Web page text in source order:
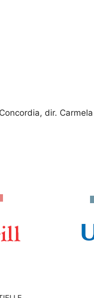
dir.